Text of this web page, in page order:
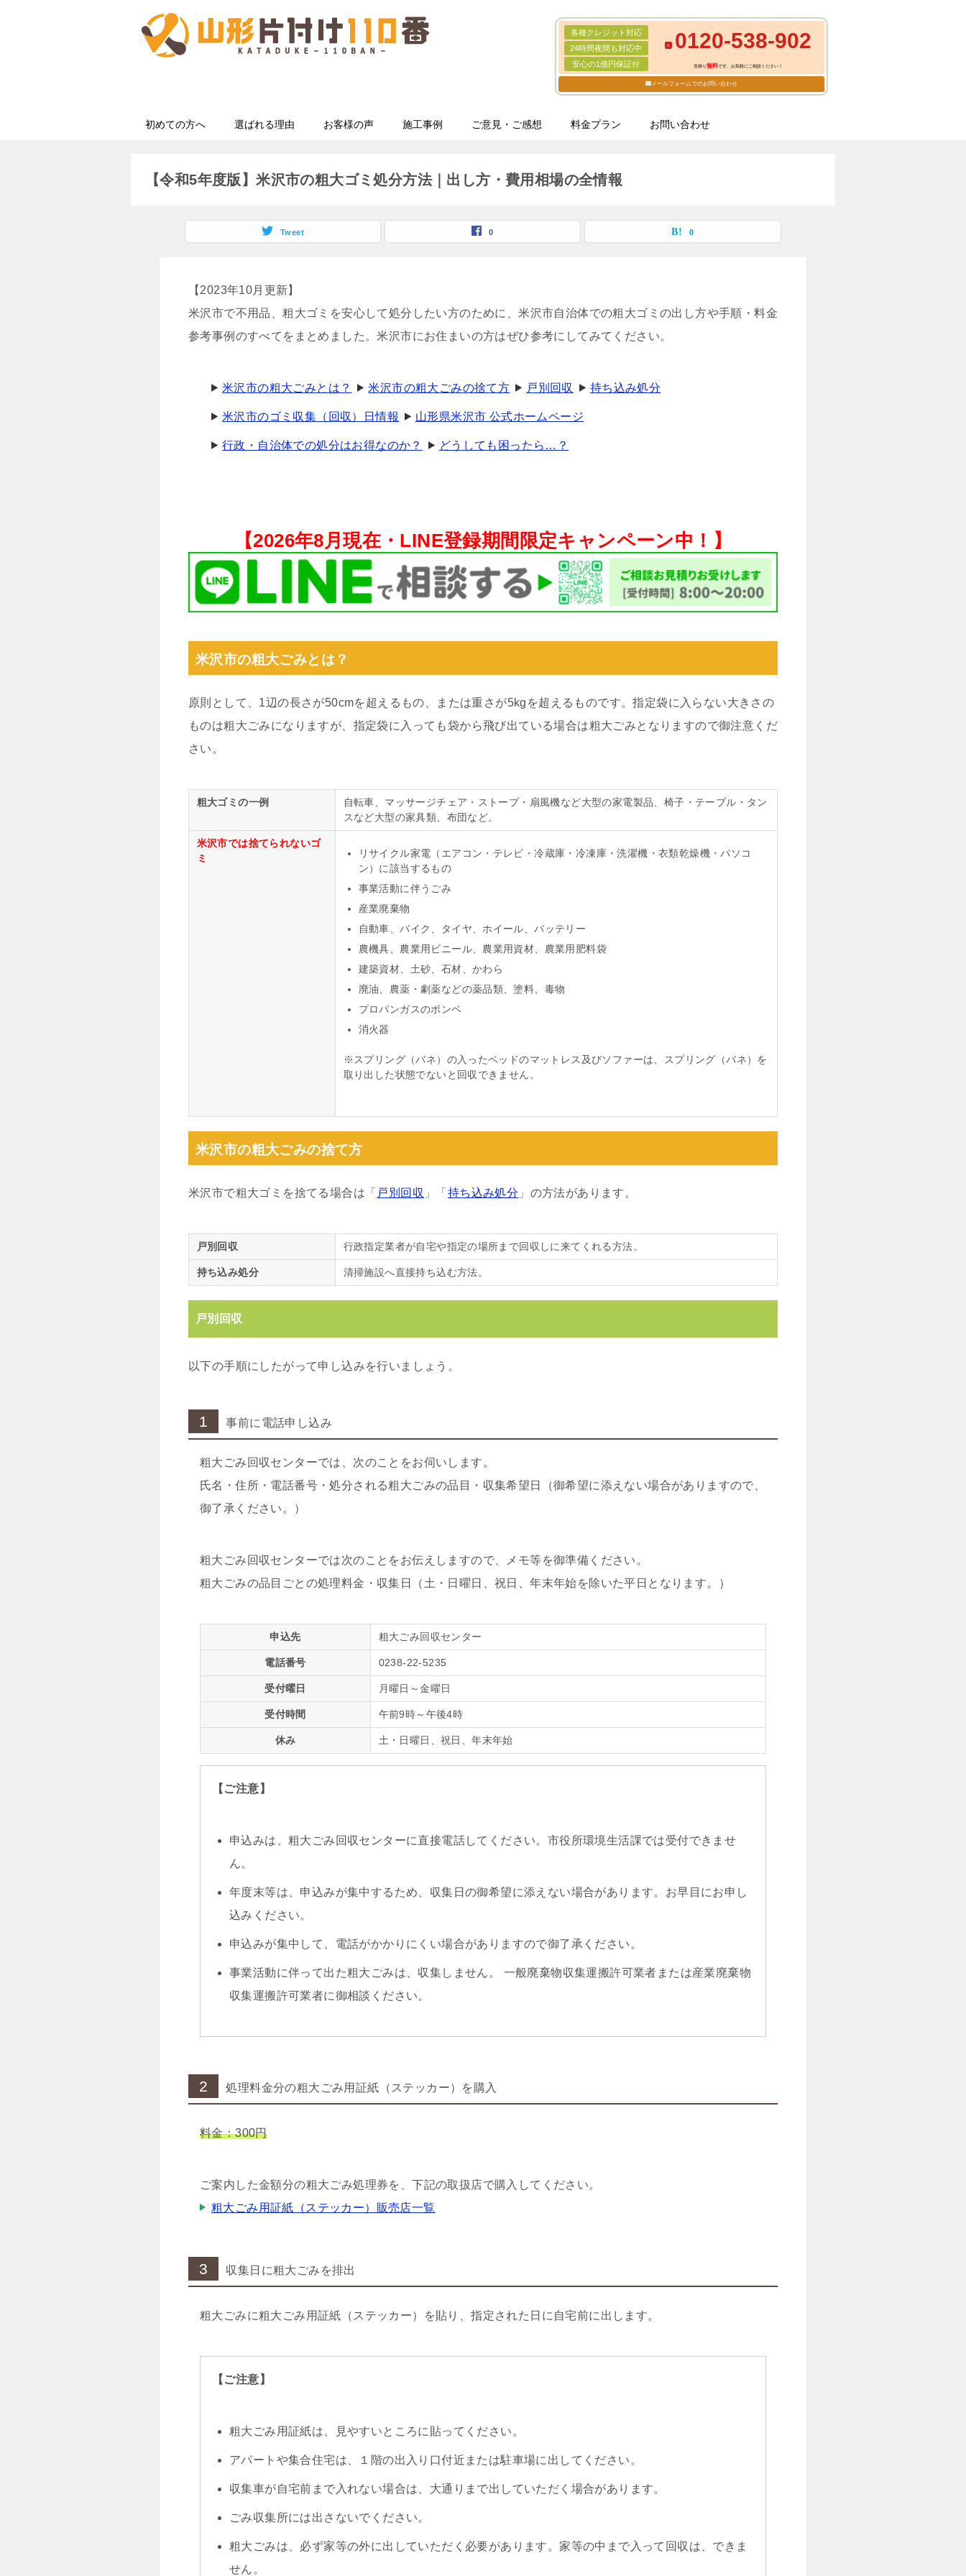
各種クレジット対応
24時間夜間も対応中
安心の1億円保証付
0120-538-902
見積り無料です。お気軽にご相談ください！
メールフォームでのお問い合わせ
初めての方へ 選ばれる理由 お客様の声 施工事例 ご意見・ご感想 料金プラン お問い合わせ
【令和5年度版】米沢市の粗大ゴミ処分方法｜出し方・費用相場の全情報
Tweet 0 0
【2023年10月更新】
米沢市で不用品、粗大ゴミを安心して処分したい方のために、米沢市自治体での粗大ゴミの出し方や手順・料金
参考事例のすべてをまとめました。米沢市にお住まいの方はぜひ参考にしてみてください。
米沢市の粗大ごみとは？ 米沢市の粗大ごみの捨て方 戸別回収 持ち込み処分
米沢市のゴミ収集（回収）日情報 山形県米沢市 公式ホームページ
行政・自治体での処分はお得なのか？ どうしても困ったら…？
【2026年8月現在・ LINE登録期間限定キャンペーン中！】
米沢市の粗大ごみとは？
原則として、1辺の長さが50cmを超えるもの、または重さが5kgを超えるものです。指定袋に入らない大きさの
ものは粗大ごみになりますが、指定袋に入っても袋から飛び出ている場合は粗大ごみとなりますので御注意くだ
さい。
粗大ゴミの一例
自転車、マッサージチェア・ストーブ・扇風機など大型の家電製品、椅子・テーブル・タン
スなど大型の家具類、布団など。
米沢市では捨てられないゴ
ミ
リサイクル家電（エアコン・テレビ・冷蔵庫・冷凍庫・洗濯機・衣類乾燥機・パソコ
ン）に該当するもの
事業活動に伴うごみ
産業廃棄物
自動車、バイク、タイヤ、ホイール、バッテリー
農機具、農業用ビニール、農業用資材、農業用肥料袋
建築資材、土砂、石材、かわら
廃油、農薬・劇薬などの薬品類、塗料、毒物
プロパンガスのボンベ
消火器
※スプリング（バネ）の入ったベッドのマットレス及びソファーは、スプリング（バネ）を
取り出した状態でないと回収できません。
米沢市の粗大ごみの捨て方
米沢市で粗大ゴミを捨てる場合は「 戸別回収 」「 持ち込み処分 」の方法があります。
戸別回収 行政指定業者が自宅や指定の場所まで回収しに来てくれる方法。
持ち込み処分 清掃施設へ直接持ち込む方法。
戸別回収
以下の手順にしたがって申し込みを行いましょう。
1 事前に電話申し込み
粗大ごみ回収センターでは、次のことをお伺いします。
氏名・住所・電話番号・処分される粗大ごみの品目・収集希望日（御希望に添えない場合がありますので、
御了承ください。）
粗大ごみ回収センターでは次のことをお伝えしますので、メモ等を御準備ください。
粗大ごみの品目ごとの処理料金・収集日（土・日曜日、祝日、年末年始を除いた平日となります。）
申込先 粗大ごみ回収センター
電話番号 0238-22-5235
受付曜日 月曜日～金曜日
受付時間 午前9時～午後4時
休み 土・日曜日、祝日、年末年始
【ご注意】
申込みは、粗大ごみ回収センターに直接電話してください。市役所環境生活課では受付できませ
ん。
年度末等は、申込みが集中するため、収集日の御希望に添えない場合があります。お早目にお申し
込みください。
申込みが集中して、電話がかかりにくい場合がありますので御了承ください。
事業活動に伴って出た粗大ごみは、収集しません。 一般廃棄物収集運搬許可業者または産業廃棄物
収集運搬許可業者に御相談ください。
2 処理料金分の粗大ごみ用証紙（ステッカー）を購入
料金：300円
ご案内した金額分の粗大ごみ処理券を、下記の取扱店で購入してください。
粗大ごみ用証紙（ステッカー）販売店一覧
3 収集日に粗大ごみを排出
粗大ごみに粗大ごみ用証紙（ステッカー）を貼り、指定された日に自宅前に出します。
【ご注意】
粗大ごみ用証紙は、見やすいところに貼ってください。
アパートや集合住宅は、１階の出入り口付近または駐車場に出してください。
収集車が自宅前まで入れない場合は、大通りまで出していただく場合があります。
ごみ収集所には出さないでください。
粗大ごみは、必ず家等の外に出していただく必要があります。家等の中まで入って回収は、できま
せん。